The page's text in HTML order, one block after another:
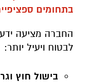
בתחומים
החברה מציעה
לבטוח ויעיל יותר:
בישול חוץ